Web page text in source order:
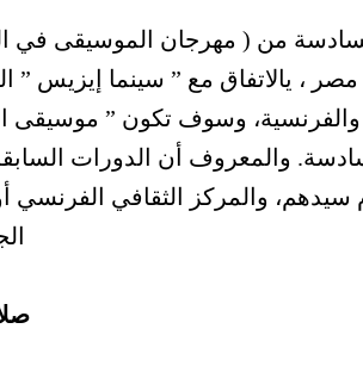
من ( مهرجان الموسيقى في
مصر ، يالاتفاق مع ” سينما إيزيس
والفرنسية، وسوف تكون ” موسيقى
والمعروف أن الدورات
سيدهم، والمركز الثقافي